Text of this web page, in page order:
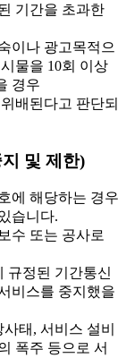
기간을 초과한
이나 광고목적으
물을 10회 이상
경우
배된다고 판단되
및 제한)
에 해당하는 경우
습니다.
수 또는 공사로
규정된 기간통신
비스를 중지했을
태, 서비스 설비
폭주 등으로 서